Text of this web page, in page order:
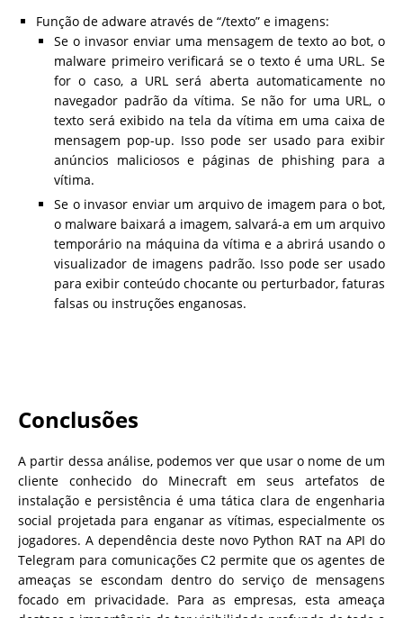
Função de adware através de “/texto” e imagens:
Se o invasor enviar uma mensagem de texto ao bot, o
malware primeiro verificará se o texto é uma URL. Se
for o caso, a URL será aberta automaticamente no
navegador padrão da vítima. Se não for uma URL, o
texto será exibido na tela da vítima em uma caixa de
mensagem pop-up. Isso pode ser usado para exibir
anúncios maliciosos e páginas de phishing para a
vítima.
Se o invasor enviar um arquivo de imagem para o bot,
o malware baixará a imagem, salvará-a em um arquivo
temporário na máquina da vítima e a abrirá usando o
visualizador de imagens padrão. Isso pode ser usado
para exibir conteúdo chocante ou perturbador, faturas
falsas ou instruções enganosas.
Conclusões
A partir dessa análise, podemos ver que usar o nome de um
cliente conhecido do Minecraft em seus artefatos de
instalação e persistência é uma tática clara de engenharia
social projetada para enganar as vítimas, especialmente os
jogadores. A dependência deste novo Python RAT na API do
Telegram para comunicações C2 permite que os agentes de
ameaças se escondam dentro do serviço de mensagens
focado em privacidade. Para as empresas, esta ameaça